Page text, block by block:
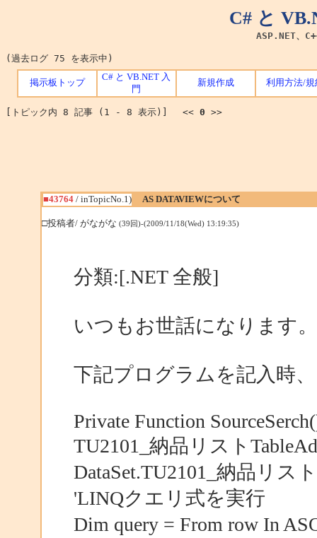
C# と
ASP.NET、
(過去ログ 75 を表示中)
掲示板トップ
C# と VB.NET 入
門
新規作成 利用方法/規
[トピック内 8 記事 (1 - 8 表示)] << 0 >>
■43764/ inTopicNo.1) AS DATAVIEWについて
□投稿者/ がながな (39回)-(2009/11/18(Wed) 13:19:35)
分類:[.NET 全般]
いつもお世話になります。
下記プログラムを記入時、
Private Function
TU2101_納品リスト
DataSet.TU2101_納品リス
'LINQクエリ式を実行
Dim query = From row In